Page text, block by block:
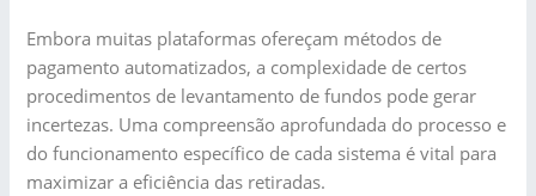
Embora muitas plataformas ofereçam métodos de
pagamento automatizados, a complexidade de certos
procedimentos de levantamento de fundos pode gerar
incertezas. Uma compreensão aprofundada do processo e
do funcionamento específico de cada sistema é vital para
maximizar a eficiência das retiradas.